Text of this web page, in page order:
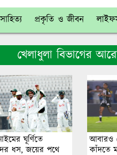
সাহিত্য প্রকৃতি ও জীবন
খেলাধুলা বিভাগের
ঘূর্ণিতে
ধস, জয়ের পথে
আবারও
কাঁদতে